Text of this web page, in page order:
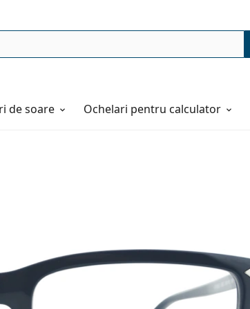
de soare Ochelari pentru calculator